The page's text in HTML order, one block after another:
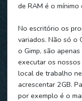
de RAM é o mínimo
No escritório os
variados. Não só o
o Gimp, são
executar os
local de trabalho
acrescentar 2GB.
por exemplo é o